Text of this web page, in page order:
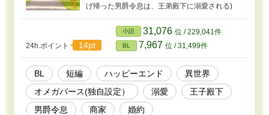
げ帰った男爵令息は、王弟殿下に溺愛される)
24h.ポイント 14pt
小説 31,076 位 / 229,041件
BL 7,967 位 / 31,499件
BL 短編 ハッピーエンド
異世界
オメガバース(独自設定）
溺愛
王子殿下
男爵令息
商家 婚約